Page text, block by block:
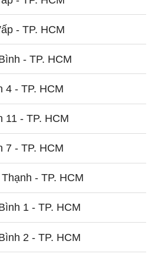
- TP. HCM
- TP. HCM
4 - TP. HCM
11 - TP. HCM
7 - TP. HCM
- TP. HCM
1 - TP. HCM
2 - TP. HCM